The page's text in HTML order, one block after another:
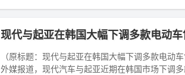
现代与起亚在韩国大幅下调多款电动
（原标题：现代与起亚在韩国大幅下调多款电动
外媒报道，现代汽车与起亚近期在韩国市场下调